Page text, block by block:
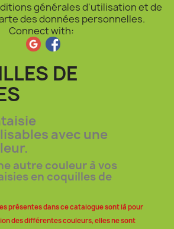
générales d'utilisation et de
des données personnelles.
Connect with:
DE
avec une
autre couleur à vos
en coquilles de
présentes dans ce catalogue sont là pour
des différentes couleurs, elles ne sont